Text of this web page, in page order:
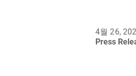
4월 26,
Press